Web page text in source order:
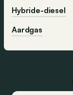
Hybride-diesel
Aardgas